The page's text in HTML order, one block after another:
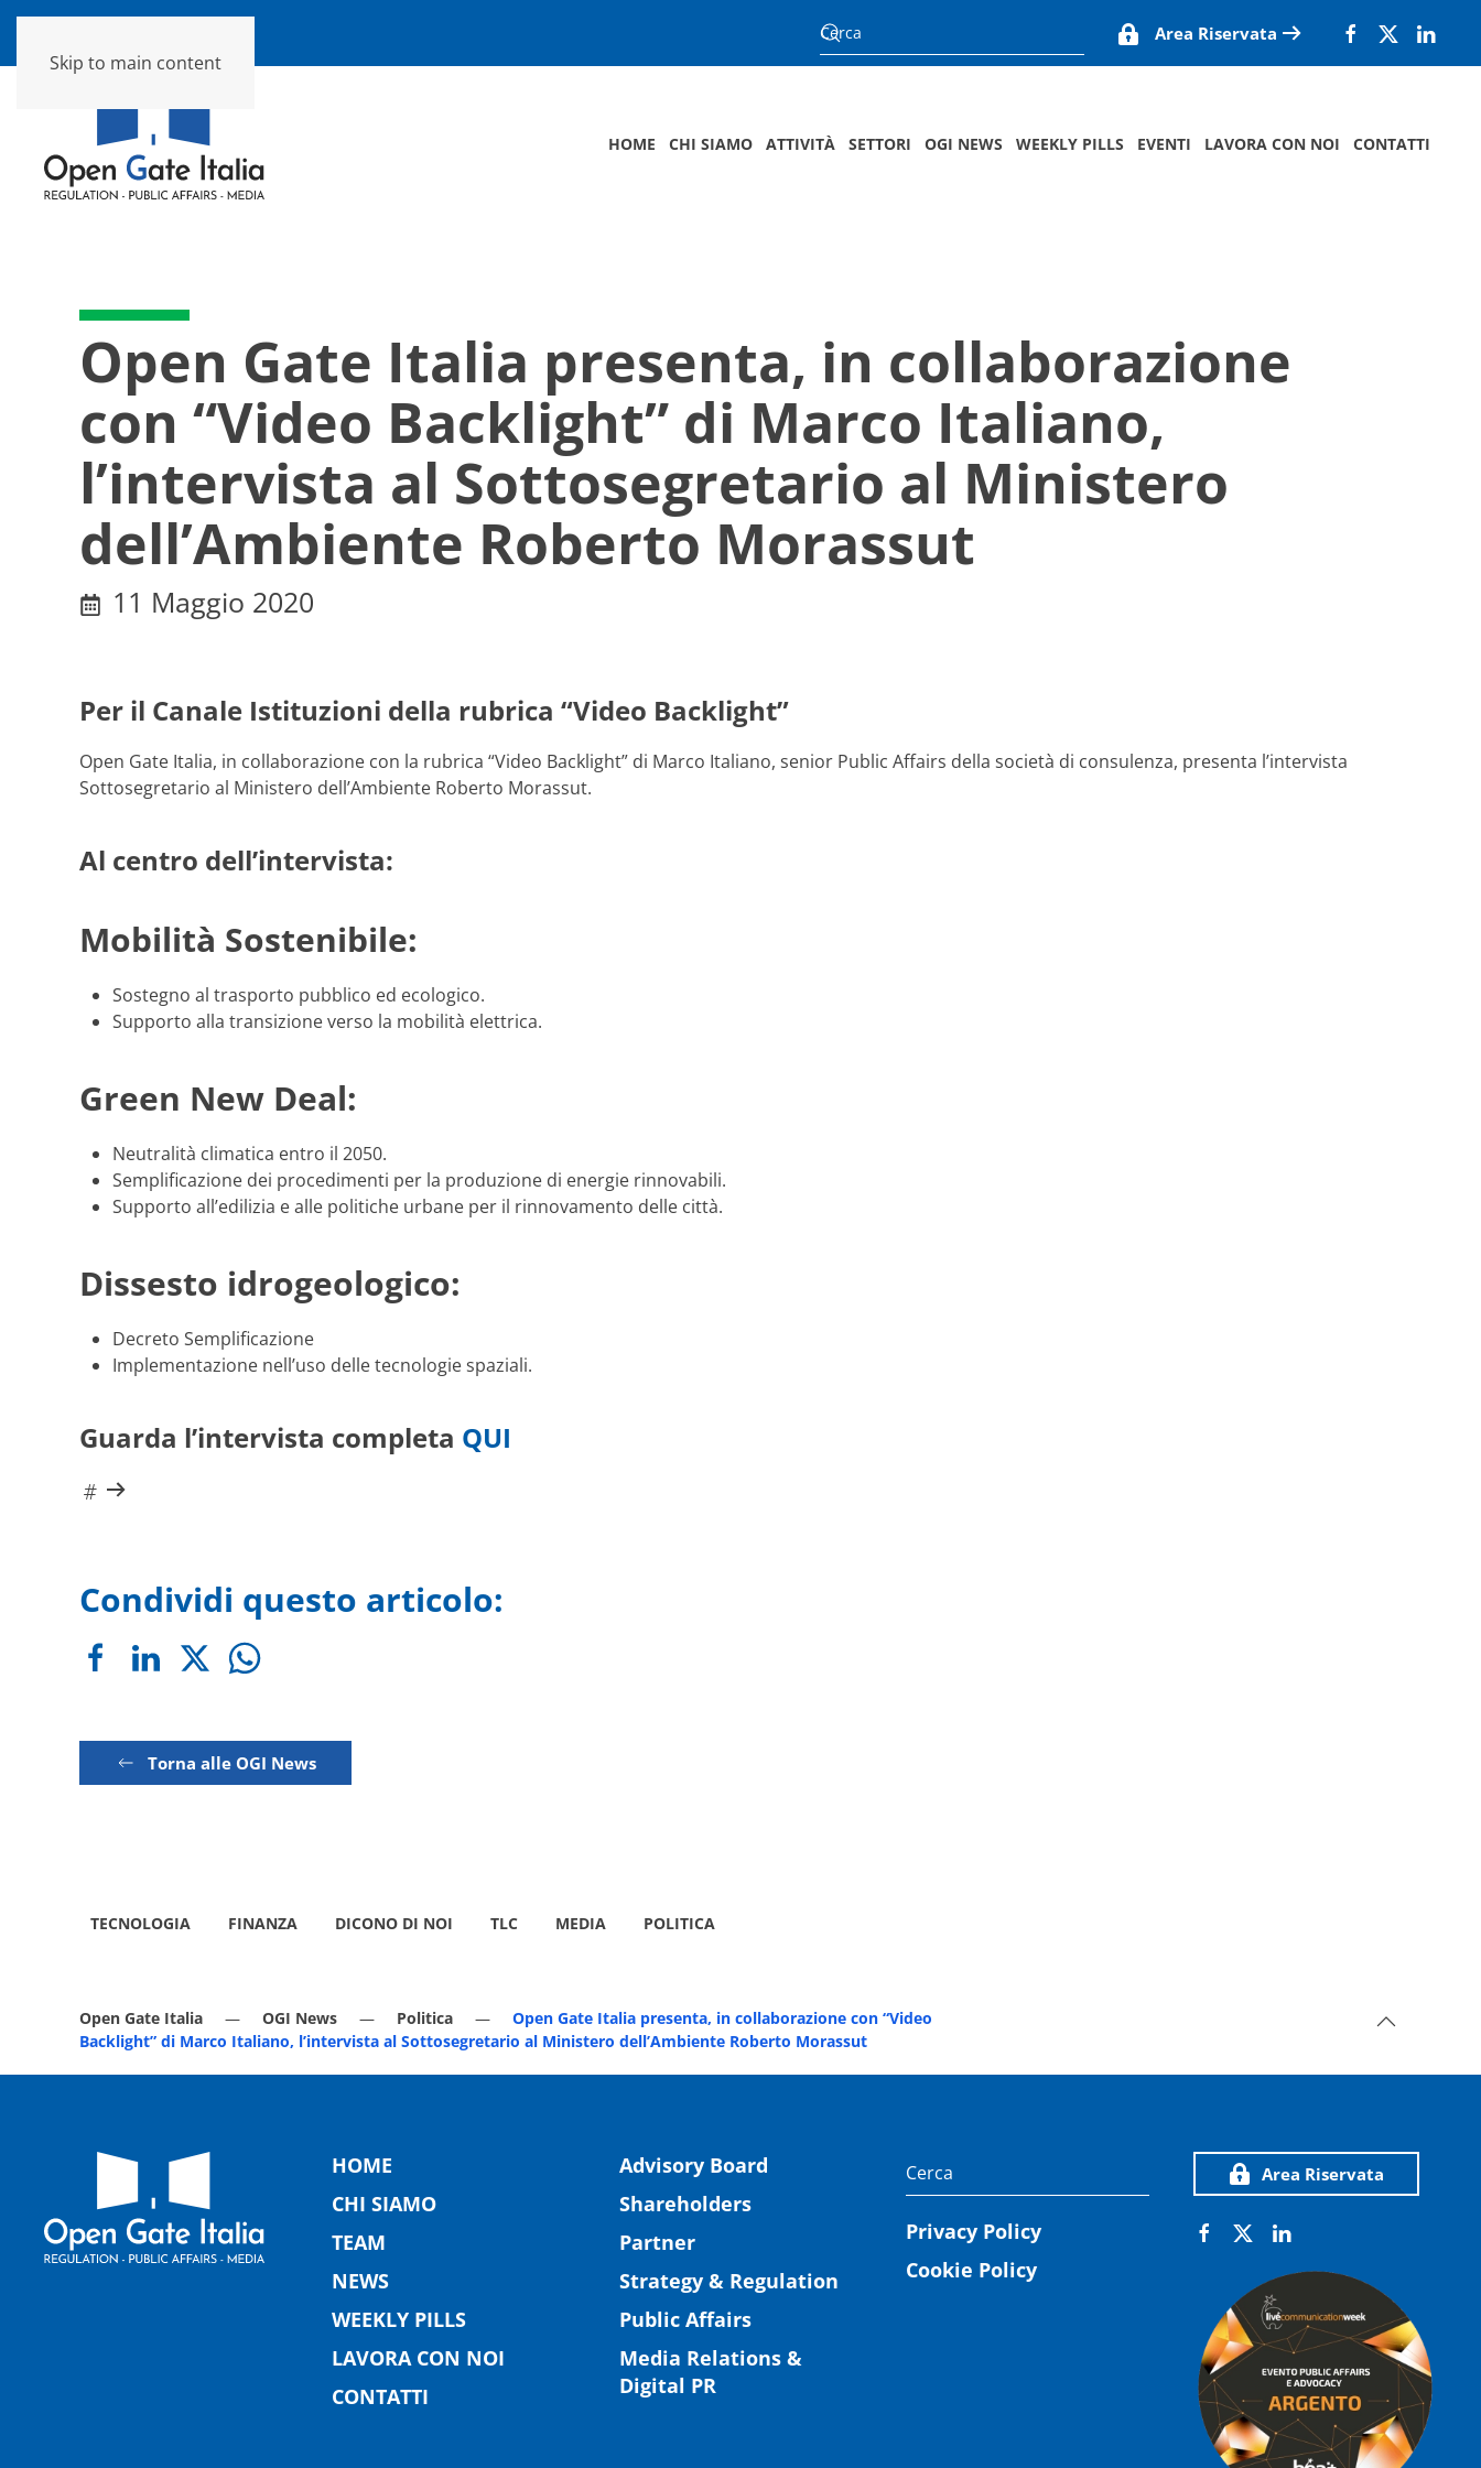
Skip to main content
Area Riservata
HOME CHI SIAMO ATTIVITÀ SETTORI OGI NEWS WEEKLY PILLS EVENTI LAVORA CON NOI CONTATTI
Open Gate Italia presenta, in collaborazione
con “Video Backlight” di Marco Italiano,
l’intervista al Sottosegretario al Ministero
dell’Ambiente Roberto Morassut
11 Maggio 2020
Per il Canale Istituzioni della rubrica “Video Backlight”
Open Gate Italia, in collaborazione con la rubrica “Video Backlight” di Marco Italiano, senior Public Affairs della società di consulenza, presenta l’intervista
Sottosegretario al Ministero dell’Ambiente Roberto Morassut.
Al centro dell’intervista:
Mobilità Sostenibile:
Sostegno al trasporto pubblico ed ecologico.
Supporto alla transizione verso la mobilità elettrica.
Green New Deal:
Neutralità climatica entro il 2050.
Semplificazione dei procedimenti per la produzione di energie rinnovabili.
Supporto all’edilizia e alle politiche urbane per il rinnovamento delle città.
Dissesto idrogeologico:
Decreto Semplificazione
Implementazione nell’uso delle tecnologie spaziali.
Guarda l’intervista completa QUI
Condividi questo articolo:
Torna alle OGI News
TECNOLOGIA FINANZA DICONO DI NOI TLC MEDIA POLITICA
Open Gate Italia OGI News Politica
Open Gate Italia presenta, in collaborazione con “Video
Backlight” di Marco Italiano, l’intervista al Sottosegretario al Ministero dell’Ambiente Roberto Morassut
HOME
CHI SIAMO
TEAM
NEWS
WEEKLY PILLS
LAVORA CON NOI
CONTATTI
Advisory Board
Shareholders
Partner
Strategy & Regulation
Public Affairs
Media Relations &
Digital PR
Privacy Policy
Cookie Policy
Area Riservata